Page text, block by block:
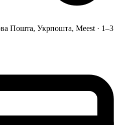
Пошта, Укрпошта, Meest · 1–3